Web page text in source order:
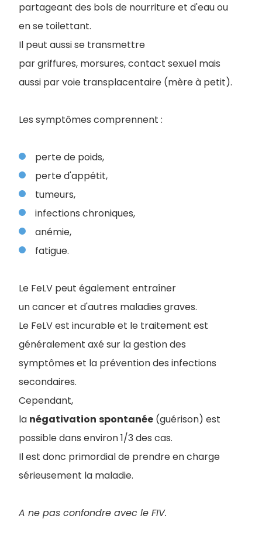
partageant des bols de nourriture et d'eau ou
en se toilettant.
Il peut aussi se transmettre
par griffures, morsures, contact sexuel mais
aussi par voie transplacentaire (mère à petit).
Les symptômes comprennent :
perte de poids,
perte d'appétit,
tumeurs,
infections chroniques,
anémie,
fatigue.
Le FeLV peut également entraîner
un cancer et d'autres maladies graves.
Le FeLV est incurable et le traitement est
généralement axé sur la gestion des
symptômes et la prévention des infections
secondaires.
Cependant,
la négativation spontanée (guérison) est
possible dans environ 1/3 des cas.
Il est donc primordial de prendre en charge
sérieusement la maladie.
A ne pas confondre avec le FIV.